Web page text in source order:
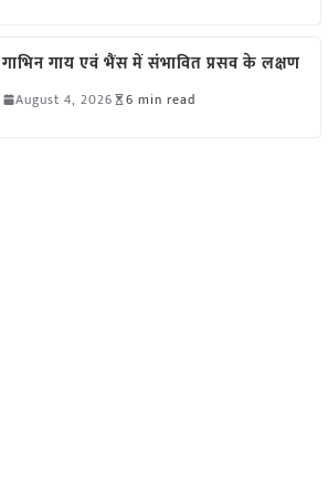
गाभिन गाय एवं भैंस में संभावित प्रसव के लक्षण
August 4, 2026 6 min read